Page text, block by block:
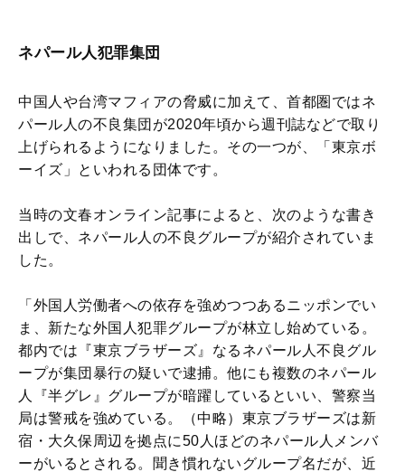
ネパール人犯罪集団
中国人や台湾マフィアの脅威に加えて、首都圏ではネ
パール人の不良集団が2020年頃から週刊誌などで取り
上げられるようになりました。その一つが、「東京ボ
ーイズ」といわれる団体です。
当時の文春オンライン記事によると、次のような書き
出しで、ネパール人の不良グループが紹介されていま
した。
「外国人労働者への依存を強めつつあるニッポンでい
ま、新たな外国人犯罪グループが林立し始めている。
都内では『東京ブラザーズ』なるネパール人不良グル
ープが集団暴行の疑いで逮捕。他にも複数のネパール
人『半グレ』グループが暗躍しているといい、警察当
局は警戒を強めている。（中略）東京ブラザーズは新
宿・大久保周辺を拠点に50人ほどのネパール人メンバ
ーがいるとされる。聞き慣れないグループ名だが、近